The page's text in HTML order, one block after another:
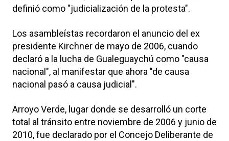
definió como "judicialización de la protesta".
Los asambleístas recordaron el anuncio del ex
presidente Kirchner de mayo de 2006, cuando
declaró a la lucha de Gualeguaychú como "causa
nacional", al manifestar que ahora "de causa
nacional pasó a causa judicial".
Arroyo Verde, lugar donde se desarrolló un corte
total al tránsito entre noviembre de 2006 y junio de
2010, fue declarado por el Concejo Deliberante de